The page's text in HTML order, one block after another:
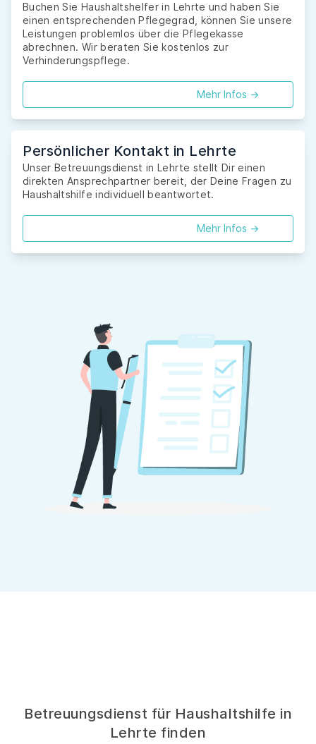
Buchen Sie Haushaltshelfer in Lehrte und haben Sie
einen entsprechenden Pflegegrad, können Sie unsere
Leistungen problemlos über die Pflegekasse
abrechnen. Wir beraten Sie kostenlos zur
Verhinderungspflege.
Mehr Infos ->
Persönlicher Kontakt in Lehrte
Unser Betreuungsdienst in Lehrte stellt Dir einen
direkten Ansprechpartner bereit, der Deine Fragen zu
Haushaltshilfe individuell beantwortet.
Mehr Infos ->
Betreuungsdienst für Haushaltshilfe in
Lehrte finden